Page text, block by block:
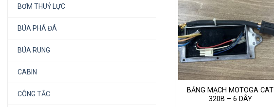
BƠM THUỶ LỰC
BÚA PHÁ ĐÁ
BÚA RUNG
CABIN
CÔNG TẮC
BẢNG MẠCH MOTOGA CAT
320B – 6 DÂY